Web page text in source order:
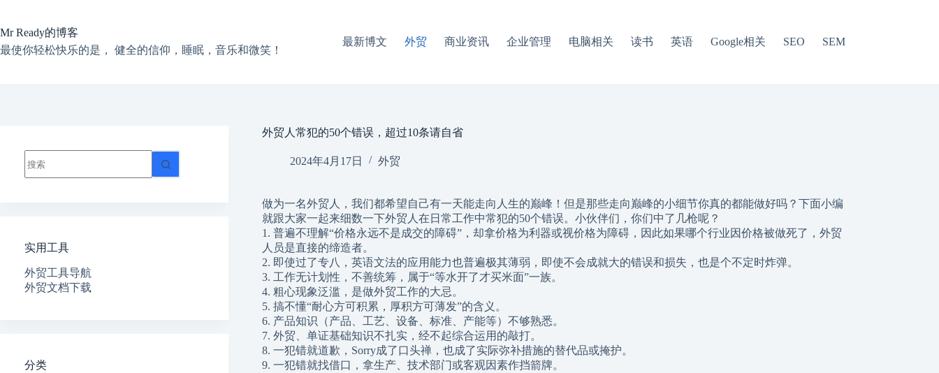
内
容
Mr Ready的博客
最使你轻松快乐的是， 健全的信仰，睡眠，音乐和微笑！
最新博文 外贸 商业资讯 企业管理 电脑相关 读书 英语 Google相关 SEO SEM
外贸人常犯的50个错误，超过10条请自省
2024年4月17日 外贸
做为一名外贸人，我们都希望自己有一天能走向人生的巅峰！但是那些走向巅峰的小细节你真的都能做好吗？下面小编
就跟大家一起来细数一下外贸人在日常工作中常犯的50个错误。小伙伴们，你们中了几枪呢？
1. 普遍不理解“价格永远不是成交的障碍”，却拿价格为利器或视价格为障碍，因此如果哪个行业因价格被做死了，外贸
人员是直接的缔造者。
2. 即使过了专八，英语文法的应用能力也普遍极其薄弱，即使不会成就大的错误和损失，也是个不定时炸弹。
3. 工作无计划性，不善统筹，属于“等水开了才买米面”一族。
4. 粗心现象泛滥，是做外贸工作的大忌。
5. 搞不懂“耐心方可积累，厚积方可薄发”的含义。
6. 产品知识（产品、工艺、设备、标准、产能等）不够熟悉。
7. 外贸、单证基础知识不扎实，经不起综合运用的敲打。
8. 一犯错就道歉，Sorry成了口头禅，也成了实际弥补措施的替代品或掩护。
9. 一犯错就找借口，拿生产、技术部门或客观因素作挡箭牌。
结
实用工具
外贸工具导航
外贸文档下载
分类